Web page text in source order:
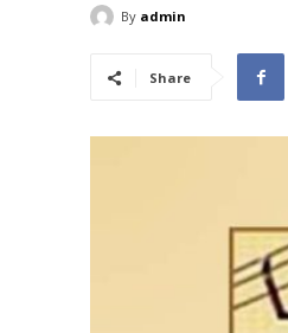
By admin
Share